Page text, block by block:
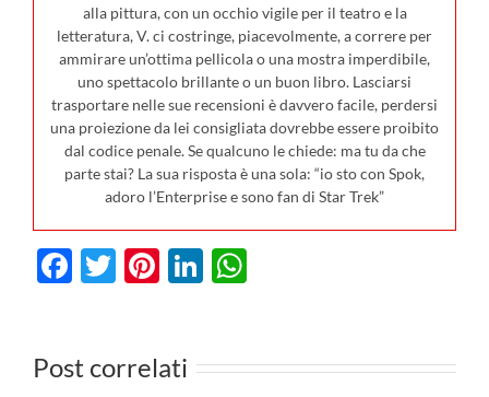
alla pittura, con un occhio vigile per il teatro e la
letteratura, V. ci costringe, piacevolmente, a correre per
ammirare un’ottima pellicola o una mostra imperdibile,
uno spettacolo brillante o un buon libro. Lasciarsi
trasportare nelle sue recensioni è davvero facile, perdersi
una proiezione da lei consigliata dovrebbe essere proibito
dal codice penale. Se qualcuno le chiede: ma tu da che
parte stai? La sua risposta è una sola: “io sto con Spok,
adoro l’Enterprise e sono fan di Star Trek”
Facebook
Twitter
Pinterest
LinkedIn
Post correlati
cinema il 23